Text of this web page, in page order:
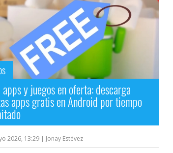
y juegos en oferta: descarga
apps gratis en Android por tiempo
2026, 13:29 | Jonay Estévez